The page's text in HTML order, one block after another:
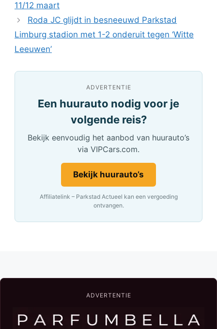
11/12 maart
Roda JC glijdt in besneeuwd Parkstad
Limburg stadion met 1-2 onderuit tegen ‘Witte
Leeuwen’
ADVERTENTIE
Een huurauto nodig voor je
volgende reis?
Bekijk eenvoudig het aanbod van huurauto’s
via VIPCars.com.
Bekijk huurauto’s
Affiliatelink – Parkstad Actueel kan een vergoeding
ontvangen.
ADVERTENTIE